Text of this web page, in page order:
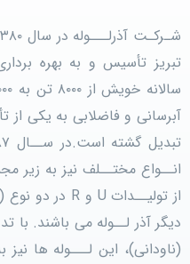
تبریز تأسیس و به بهره
آبرسانی و فاضلابی به یکی از
انــواع مختــلف نیز به
R U از تولیــدات
دیگر آذر لــوله می باشند. با
(ناودانی)، این لـــوله ها